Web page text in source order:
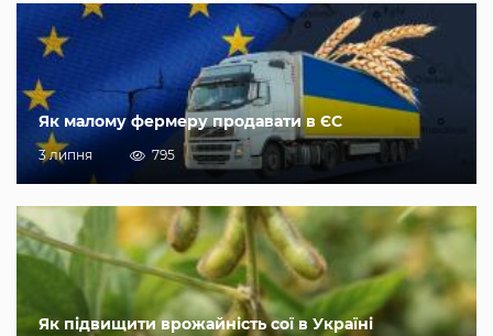
Як малому фермеру продавати в ЄС
3 липня 795
Як підвищити врожайність сої в Україні